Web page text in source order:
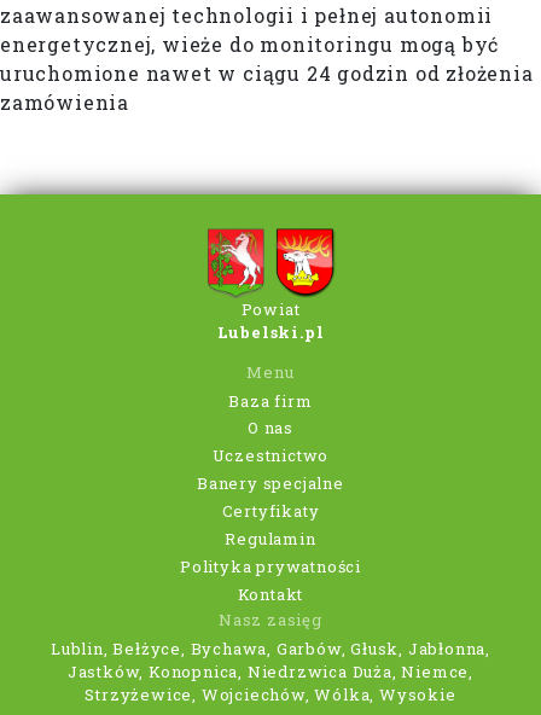
zaawansowanej technologii i pełnej autonomii
energetycznej, wieże do monitoringu mogą być
uruchomione nawet w ciągu 24 godzin od złożenia
zamówienia
Powiat
Lubelski.pl
Menu
Baza firm
O nas
Uczestnictwo
Banery specjalne
Certyfikaty
Regulamin
Polityka prywatności
Kontakt
Nasz zasięg
Lublin, Bełżyce, Bychawa, Garbów, Głusk, Jabłonna,
Jastków, Konopnica, Niedrzwica Duża, Niemce,
Strzyżewice, Wojciechów, Wólka, Wysokie